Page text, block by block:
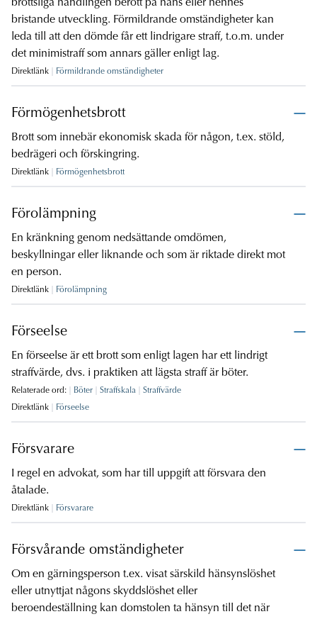
brottsliga handlingen berott på hans eller hennes
bristande utveckling. Förmildrande omständigheter kan
leda till att den dömde får ett lindrigare straff, t.o.m. under
det minimistraff som annars gäller enligt lag.
Direktlänk Förmildrande omständigheter
Förmögenhetsbrott
Brott som innebär ekonomisk skada för någon, t.ex. stöld,
bedrägeri och förskingring.
Direktlänk Förmögenhetsbrott
Förolämpning
En kränkning genom nedsättande omdömen,
beskyllningar eller liknande och som är riktade direkt mot
en person.
Direktlänk Förolämpning
Förseelse
En förseelse är ett brott som enligt lagen har ett lindrigt
straffvärde, dvs. i praktiken att lägsta straff är böter.
Relaterade ord: Böter Straffskala
Straffvärde
Direktlänk
Förseelse
Försvarare
I regel en advokat, som har till uppgift att försvara den
åtalade.
Direktlänk Försvarare
Försvårande omständigheter
Om en gärningsperson t.ex. visat särskild hänsynslöshet
eller utnyttjat någons skyddslöshet eller
beroendeställning kan domstolen ta hänsyn till det när